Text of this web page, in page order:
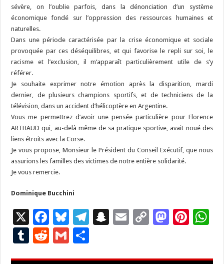
sévère, on l’oublie parfois, dans la dénonciation d’un système
économique fondé sur l’oppression des ressources humaines et
naturelles.
Dans une période caractérisée par la crise économique et sociale
provoquée par ces déséquilibres, et qui favorise le repli sur soi, le
racisme et l’exclusion, il m’apparaît particulièrement utile de s’y
référer.
Je souhaite exprimer notre émotion après la disparition, mardi
dernier, de plusieurs champions sportifs, et de techniciens de la
télévision, dans un accident d’hélicoptère en Argentine.
Vous me permettrez d’avoir une pensée particulière pour Florence
ARTHAUD qui, au-delà même de sa pratique sportive, avait noué des
liens étroits avec la Corse.
Je vous propose, Monsieur le Président du Conseil Exécutif, que nous
assurions les familles des victimes de notre entière solidarité.
Je vous remercie.
Dominique Bucchini
X
F
ac
e
Bl
u
es
T
S
E
C
M Pi
T
R
G